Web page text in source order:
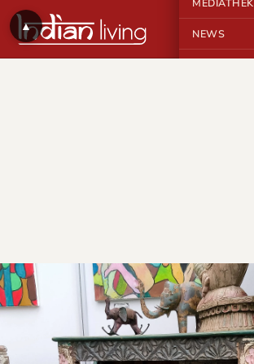
MEDIATHEK
NEWS
▲